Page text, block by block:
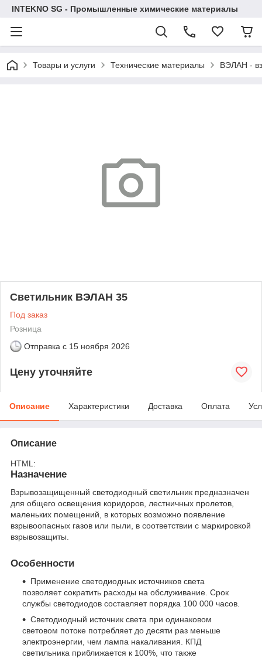
INTEKNO SG - Промышленные химические материалы
Товары и услуги Технические материалы ВЭЛАН -
Светильник ВЭЛАН 35
Под заказ
Розница
Отправка с 15 ноября 2026
Цену уточняйте
Описание Характеристики Доставка Оплата
Описание
HTML:
Назначение
Взрывозащищенный светодиодный светильник предназначен
для общего освещения коридоров, лестничных пролетов,
маленьких помещений, в которых возможно появление
взрывоопасных газов или пыли, в соответствии с маркировкой
взрывозащиты.
Особенности
Применение светодиодных источников света
позволяет сократить расходы на обслуживание. Срок
службы светодиодов составляет порядка 100 000 часов.
Светодиодный источник света при одинаковом
световом потоке потребляет до десяти раз меньше
электроэнергии, чем лампа накаливания. КПД
светильника приближается к 100%, что также